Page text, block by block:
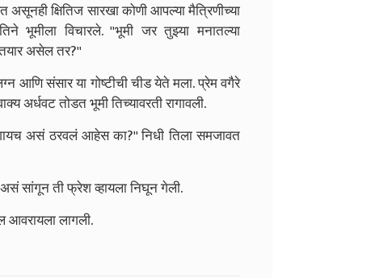
क्षितिज सारखा कोणी आपल्या मैत्रिणीच्या
भूमीला विचारले.''भूमी जर तुझ्या मनातल्या
असेल तर?''
आणि संसार या गोष्टीची चीड येते मला. प्रेम वगैरे
अर्धवट तोडत भूमी तिच्यावरती रागावली.
असं ठरवलं आहेस का?'' निधी तिला समजावत
सांगून ती फ्रेश व्हायला निघून गेली.
आवरायला लागली.